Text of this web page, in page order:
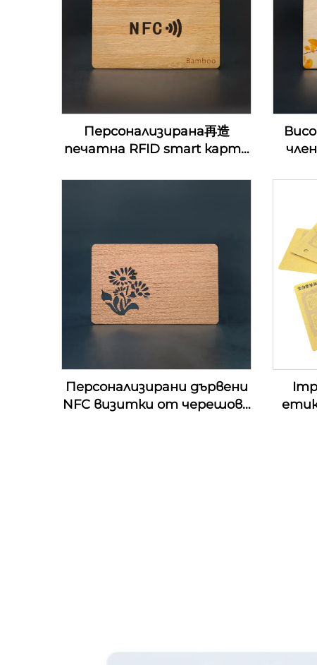
Персонализирана再造
печатна RFID smart карта
13.56Mhz дървена NFC
Персонализирани дървени
NFC визитки от черешово